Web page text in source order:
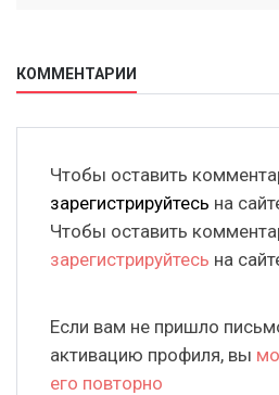
КОММЕНТАРИИ
Чтобы оставить
зарегистрируйтесь на
Чтобы оставить
зарегистрируйтесь на
Если вам не пришло
активацию профиля, вы
его повторно